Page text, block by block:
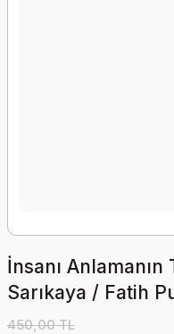
İnsanı
Sarıkaya / Fatih
450,00 TL